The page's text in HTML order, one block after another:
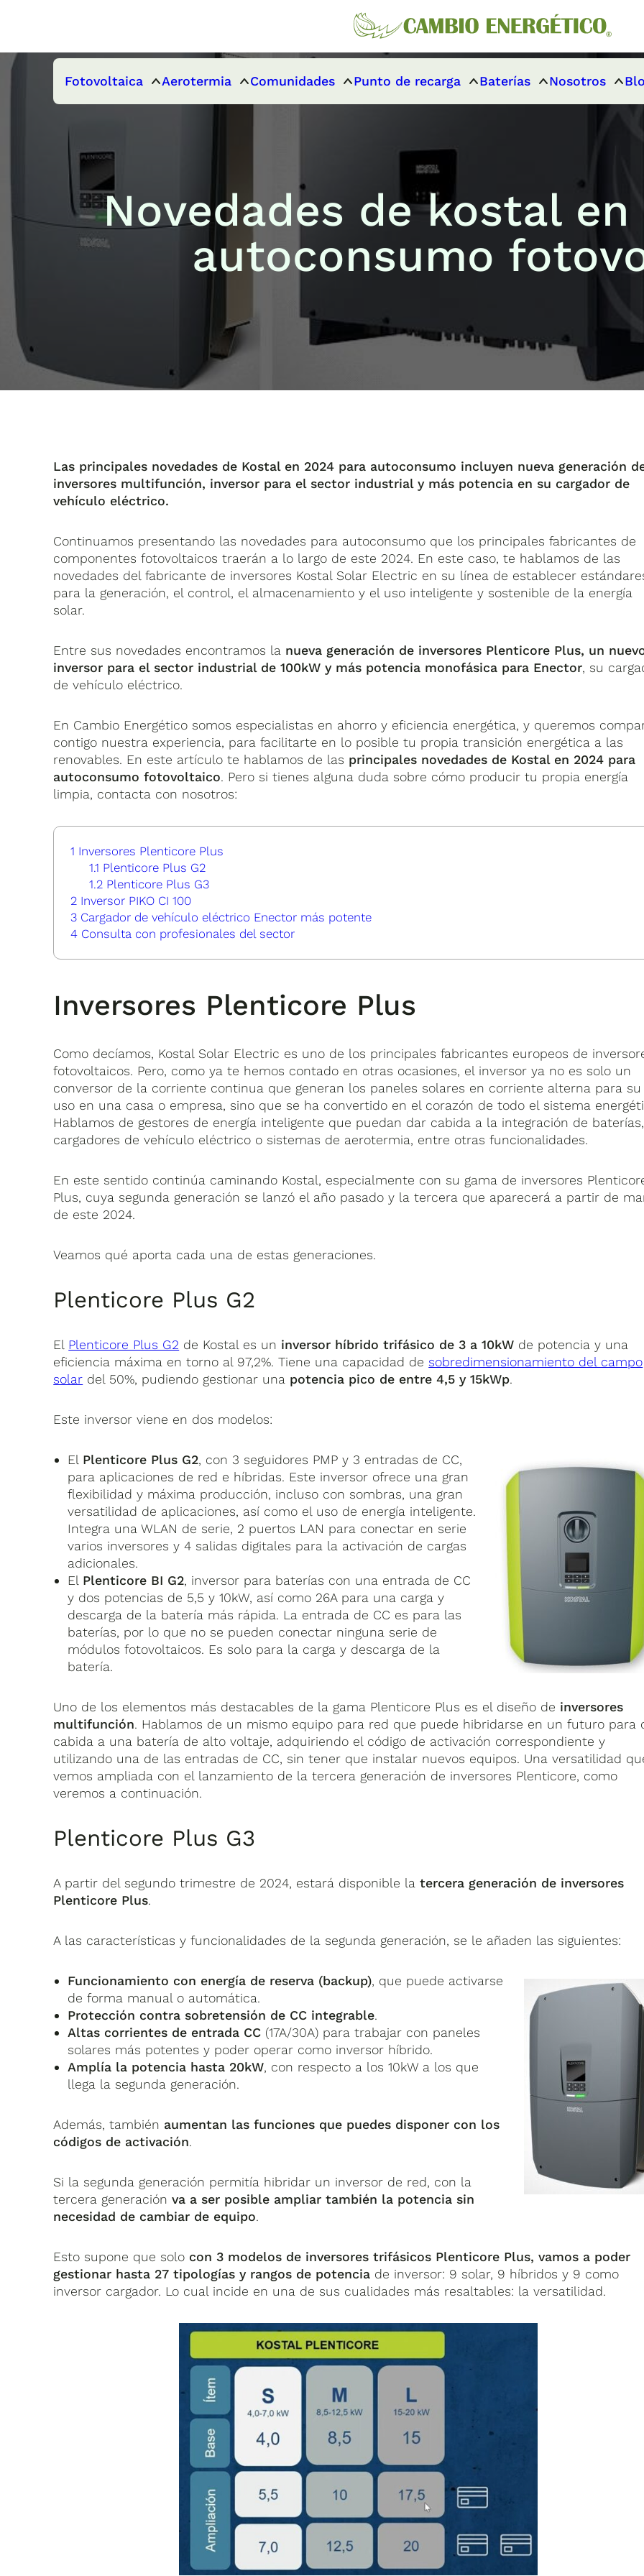
Fotovoltaica Aerotermia Comunidades Punto de recarga Baterías Nosotros
Novedades de kostal
autoconsumo
Las principales novedades de Kostal en 2024 para autoconsumo incluyen nueva generación
inversores multifunción, inversor para el sector industrial y más potencia en su cargador de
vehículo eléctrico.
Continuamos presentando las novedades para autoconsumo que los principales fabricantes de
componentes fotovoltaicos traerán a lo largo de este 2024. En este caso, te hablamos de las
novedades del fabricante de inversores Kostal Solar Electric en su línea de establecer
para la generación, el control, el almacenamiento y el uso inteligente y sostenible de la energía
solar.
Entre sus novedades encontramos la nueva generación de inversores Plenticore Plus, un
inversor para el sector industrial de 100kW y más potencia monofásica para Enector, su
de vehículo eléctrico.
En Cambio Energético somos especialistas en ahorro y eficiencia energética, y queremos
contigo nuestra experiencia, para facilitarte en lo posible tu propia transición energética a las
renovables. En este artículo te hablamos de las principales novedades de Kostal en 2024 para
autoconsumo fotovoltaico. Pero si tienes alguna duda sobre cómo producir tu propia energía
limpia, contacta con nosotros:
1 Inversores Plenticore Plus
1.1 Plenticore Plus G2
1.2Plenticore Plus G3
2 Inversor PIKO CI 100
3 Cargador de vehículo eléctrico Enector más potente
4 Consulta con profesionales del sector
Inversores Plenticore Plus
Como decíamos, Kostal Solar Electric es uno de los principales fabricantes europeos de
fotovoltaicos. Pero, como ya te hemos contado en otras ocasiones, el inversor ya no es solo un
conversor de la corriente continua que generan los paneles solares en corriente alterna para su
uso en una casa o empresa, sino que se ha convertido en el corazón de todo el sistema
Hablamos de gestores de energía inteligente que puedan dar cabida a la integración de baterías,
cargadores de vehículo eléctrico o sistemas de aerotermia, entre otras funcionalidades.
En este sentido continúa caminando Kostal, especialmente con su gama de inversores
Plus, cuya segunda generación se lanzó el año pasado y la tercera que aparecerá a partir de
de este 2024.
Veamos qué aporta cada una de estas generaciones.
Plenticore Plus G2
El Plenticore Plus G2 de Kostal es un inversor híbrido trifásico de 3 a 10kW de potencia y una
eficiencia máxima en torno al 97,2%. Tiene una capacidad de sobredimensionamiento del campo
solar del 50%, pudiendo gestionar una potencia pico de entre 4,5 y 15kWp.
Este inversor viene en dos modelos:
El Plenticore Plus G2, con 3 seguidores PMP y 3 entradas de CC,
para aplicaciones de red e híbridas. Este inversor ofrece una gran
flexibilidad y máxima producción, incluso con sombras, una gran
versatilidad de aplicaciones, así como el uso de energía inteligente.
Integra una WLAN de serie, 2 puertos LAN para conectar en serie
varios inversores y 4 salidas digitales para la activación de cargas
adicionales.
El Plenticore BI G2, inversor para baterías con una entrada de CC
y dos potencias de 5,5 y 10kW, así como 26A para una carga y
descarga de la batería más rápida. La entrada de CC es para las
baterías, por lo que no se pueden conectar ninguna serie de
módulos fotovoltaicos. Es solo para la carga y descarga de la
batería.
Uno de los elementos más destacables de la gama Plenticore Plus es el diseño de inversores
multifunción. Hablamos de un mismo equipo para red que puede hibridarse en un futuro para
cabida a una batería de alto voltaje, adquiriendo el código de activación correspondiente y
utilizando una de las entradas de CC, sin tener que instalar nuevos equipos. Una versatilidad
vemos ampliada con el lanzamiento de la tercera generación de inversores Plenticore, como
veremos a continuación.
Plenticore Plus G3
A partir del segundo trimestre de 2024, estará disponible latercera generación de inversores
Plenticore Plus.
A las características y funcionalidades de la segunda generación, se le añaden las siguientes:
Funcionamiento con energía de reserva (backup), que puede activarse
de forma manual o automática.
Protección contra sobretensión de CC integrable.
Altas corrientes de entrada CC (17A/30A) para trabajar con paneles
solares más potentes y poder operar como inversor híbrido.
Amplía la potencia hasta 20kW, con respecto a los 10kW a los que
llega la segunda generación.
Además, también aumentan las funciones que puedes disponer con los
códigos de activación.
Si la segunda generación permitía hibridar un inversor de red, con la
tercera generaciónva a ser posible ampliar también la potencia sin
necesidad de cambiar de equipo.
Esto supone que solo con 3 modelos de inversores trifásicos Plenticore Plus, vamos a poder
gestionar hasta 27 tipologías y rangos de potencia de inversor: 9 solar, 9 híbridos y 9 como
inversor cargador. Lo cual incide en una de sus cualidades más resaltables: la versatilidad.